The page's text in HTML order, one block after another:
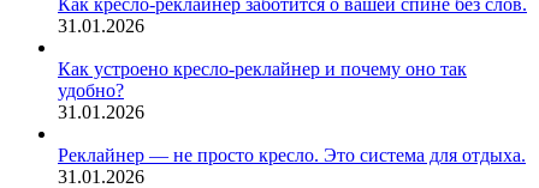
31.01.2026
Как устроено кресло-реклайнер и почему оно так
удобно?
31.01.2026
Реклайнер — не просто кресло. Это система для отдыха.
31.01.2026